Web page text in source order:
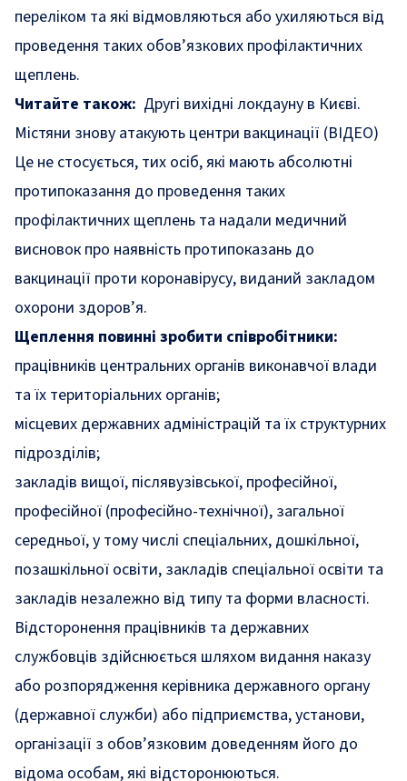
переліком та які відмовляються або ухиляються від
проведення таких обов’язкових профілактичних
щеплень.
Читайте також: Другі вихідні локдауну в Києві.
Містяни знову атакують центри вакцинації (ВІДЕО)
Це не стосується, тих осіб, які мають абсолютні
протипоказання до проведення таких
профілактичних щеплень та надали медичний
висновок про наявність протипоказань до
вакцинації проти коронавірусу, виданий закладом
охорони здоров’я.
Щеплення повинні зробити співробітники:
працівників центральних органів виконавчої влади
та їх територіальних органів;
місцевих державних адміністрацій та їх структурних
підрозділів;
закладів вищої, післявузівської, професійної,
професійної (професійно-технічної), загальної
середньої, у тому числі спеціальних, дошкільної,
позашкільної освіти, закладів спеціальної освіти та
закладів незалежно від типу та форми власності.
Відсторонення працівників та державних
службовців здійснюється шляхом видання наказу
або розпорядження керівника державного органу
(державної служби) або підприємства, установи,
організації з обов’язковим доведенням його до
відома особам, які відсторонюються.